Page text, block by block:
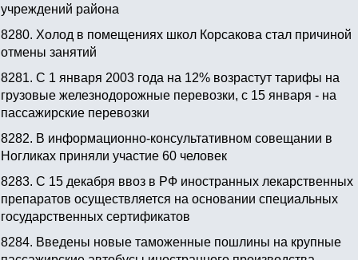
учреждений района
8280. Холод в помещениях школ Корсакова стал причиной
отмены занятий
8281. С 1 января 2003 года на 12% возрастут тарифы на
грузовые железнодорожные перевозки, с 15 января - на
пассажирские перевозки
8282. В информационно-консультативном совещании в
Ногликах приняли участие 60 человек
8283. С 15 декабря ввоз в РФ иностранных лекарственных
препаратов осуществляется на основании специальных
государственных сертификатов
8284. Введены новые таможенные пошлины на крупные